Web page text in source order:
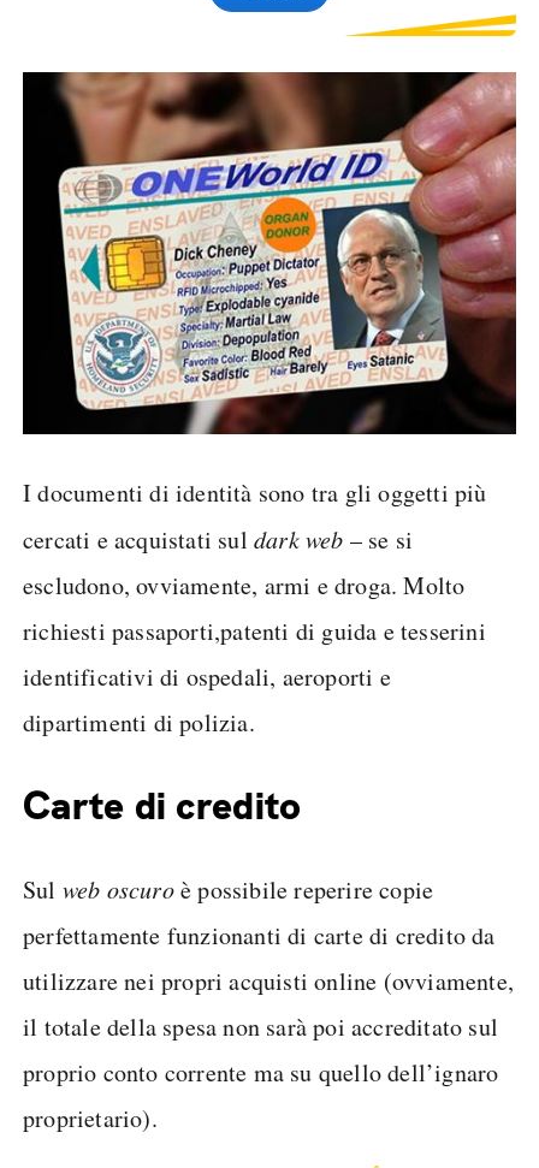
I documenti di identità sono tra gli oggetti più
cercati e acquistati sul dark web – se si
escludono, ovviamente, armi e droga. Molto
richiesti passaporti,patenti di guida e tesserini
identificativi di ospedali, aeroporti e
dipartimenti di polizia.
Carte di credito
Sul web oscuroè possibile reperire copie
perfettamente funzionanti di carte di credito da
utilizzare nei propri acquisti online (ovviamente,
il totale della spesa non sarà poi accreditato sul
proprio conto corrente ma su quello dell’ignaro
proprietario).